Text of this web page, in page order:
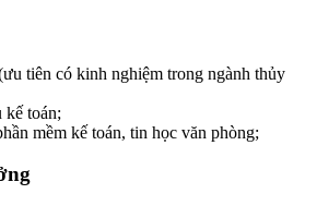
tiên có kinh nghiệm trong ngành thủy
kế toán;
mềm kế toán, tin học văn phòng;